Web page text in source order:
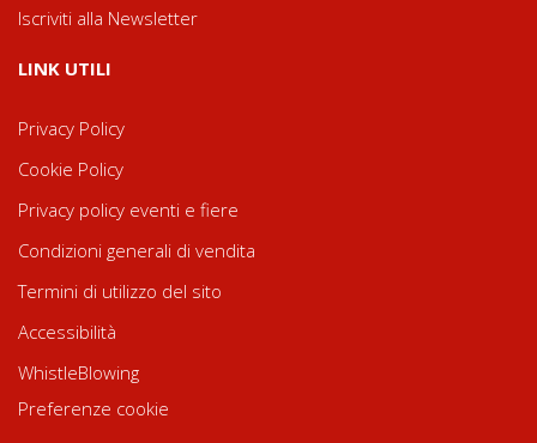
Iscriviti alla Newsletter
LINK UTILI
Privacy Policy
Cookie Policy
Privacy policy eventi e fiere
Condizioni generali di vendita
Termini di utilizzo del sito
Accessibilità
WhistleBlowing
Preferenze cookie